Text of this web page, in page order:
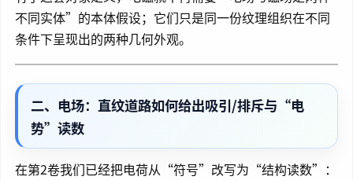
不同实体”的本体假设；它们只是同一份纹理组织在不同
条件下呈现出的两种几何外观。
二、电场：直纹道路如何给出吸引/排斥与“电
势”读数
在第2卷我们已经把电荷从“符号”改写为“结构读数”：